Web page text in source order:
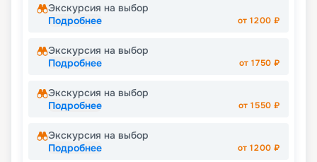
Экскурсия на выбор
Подробнее
от1200 ₽
Экскурсия на выбор
Подробнее
от1750 ₽
Экскурсия на выбор
Подробнее
от1550 ₽
Экскурсия на выбор
Подробнее
от1200 ₽